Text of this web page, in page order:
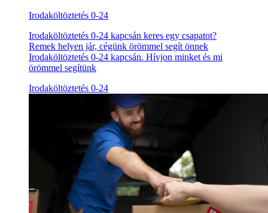
Irodaköltöztetés 0-24
Irodaköltöztetés 0-24 kapcsán keres egy csapatot?
Remek helyen jár, cégünk örömmel segít önnek
Irodaköltöztetés 0-24 kapcsán. Hívjon minket és mi
örömmel segítünk
Irodaköltöztetés 0-24